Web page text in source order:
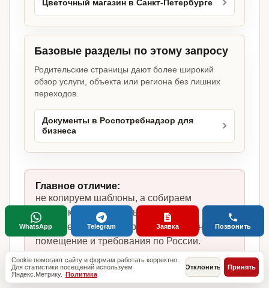
Цветочный магазин в Санкт-Петербурге
Базовые разделы по этому запросу
Родительские страницы дают более широкий
обзор услуги, объекта или региона без лишних
переходов.
Документы в Роспотребнадзор для
бизнеса
Главное отличие:
не копируем шаблоны, а собираем
комплект под цветочный магазин,
фактическую модель работы, сотрудников,
помещение и требования по России.
Cookie помогают сайту и формам работать корректно.
Для статистики посещений используем
Яндекс.Метрику. Политика
Отклонить Принять
WhatsApp Telegram Заявка Позвонить